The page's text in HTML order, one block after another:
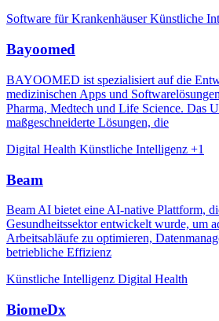
Software für KrankenhäuserKünstliche
Bayoomed
BAYOOMED ist spezialisiert auf die
medizinischen Apps und
Pharma, Medtech und Life Science. Das
maßgeschneiderte Lösungen, die
Digital Health Künstliche Intelligenz +1
Beam
Beam AI bietet eine AI-native Plattform,
Gesundheitssektor entwickelt wurde, um
Arbeitsabläufe zu optimieren,
betriebliche Effizienz
Künstliche Intelligenz Digital Health
BiomeDx